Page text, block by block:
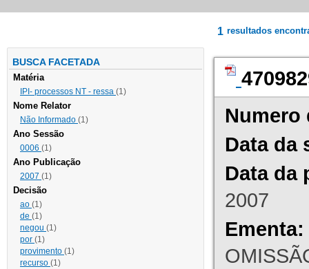
BUSCA FACETADA
Matéria
IPI- processos NT - ressa (1)
Nome Relator
Não Informado (1)
Ano Sessão
0006 (1)
Ano Publicação
2007 (1)
Decisão
ao (1)
de (1)
negou (1)
por (1)
provimento (1)
recurso (1)
1 resultados
Numero
Data da
Data da
2007
Ementa: